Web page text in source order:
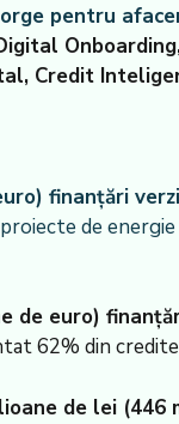
pentru
Credit
finanțări
de
de euro)
62% din
de lei (446